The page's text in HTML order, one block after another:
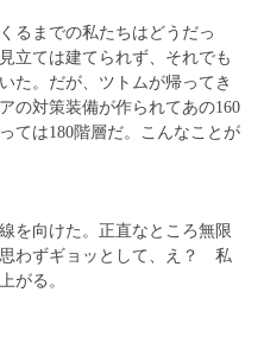
るまでの私たちはどうだっ
立ては建てられず、それでも
た。だが、ツトムが帰ってき
の対策装備が作られてあの160
ては180階層だ。こんなことが
を向けた。正直なところ無限
わずギョッとして、え？ 私
がる。